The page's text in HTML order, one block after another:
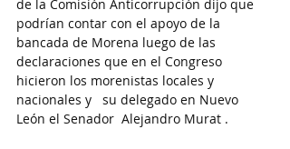
de la Comisión Anticorrupción dijo que
podrían contar con el apoyo de la
bancada de Morena luego de las
declaraciones que en el Congreso
hicieron los morenistas locales y
nacionales y   su delegado en Nuevo
León el Senador  Alejandro Murat .